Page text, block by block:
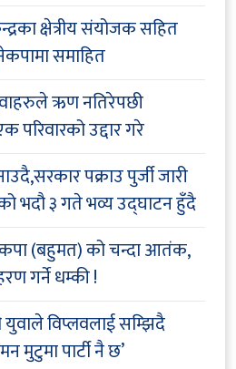
क्षेत्रीय संयोजक सहित
समाहित
ऋण नतिरेपछी
परिवारको उद्दार गरे
पक्राउ पुर्जी जारी
भदौ ३ गते भव्य उद्घाटन हुँदै
(बहुमत) को चन्दा आतंक,
गर्ने धम्की !
विप्लवलाई सम्झिदै
मुटुमा पार्टी नै छ’